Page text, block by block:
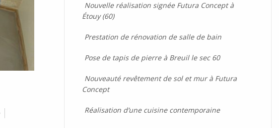
Nouvelle réalisation signée Futura Concept à
Étouy (60)
Prestation de rénovation de salle de bain
Pose de tapis de pierre à Breuil le sec 60
Nouveauté revêtement de sol et mur à Futura
Concept
Réalisation d’une cuisine contemporaine